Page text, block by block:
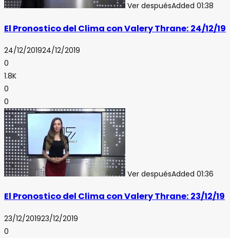
Ver despuésAdded 01:38
El Pronostico del Clima con Valery Thrane: 24/12/19
24/12/201924/12/2019
0
1.8K
0
0
Ver despuésAdded 01:36
El Pronostico del Clima con Valery Thrane: 23/12/19
23/12/201923/12/2019
0